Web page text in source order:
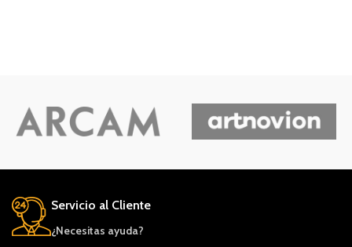
Servicio al Cliente
¿Necesitas ayuda?